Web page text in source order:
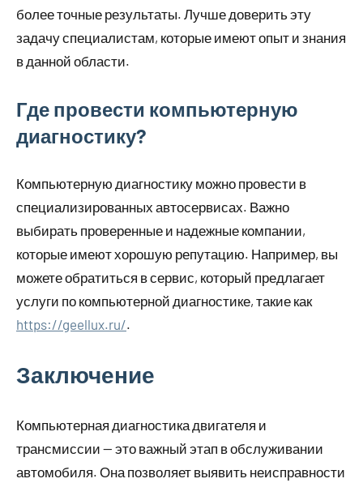
более точные результаты. Лучше доверить эту
задачу специалистам, которые имеют опыт и знания
в данной области.
Где провести компьютерную
диагностику?
Компьютерную диагностику можно провести в
специализированных автосервисах. Важно
выбирать проверенные и надежные компании,
которые имеют хорошую репутацию. Например, вы
можете обратиться в сервис, который предлагает
услуги по компьютерной диагностике, такие как
https://geellux.ru/.
Заключение
Компьютерная диагностика двигателя и
трансмиссии — это важный этап в обслуживании
автомобиля. Она позволяет выявить неисправности